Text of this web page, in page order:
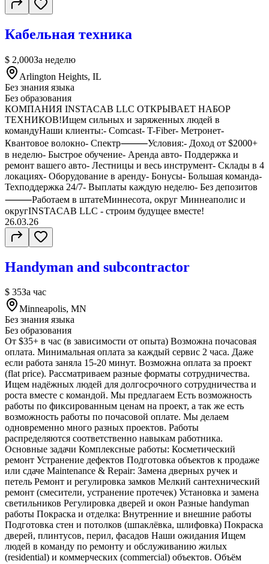
Кабельная техника
$ 2,000За неделю
Arlington Heights, IL
Без знания языка
Без образования
КОМПАНИЯ INSTACAB LLC ОТКРЫВАЕТ НАБОР
ТЕХНИКОВ!Ищем сильных и заряженных людей в
командуНаши клиенты:- Comcast- T-Fiber- Метронет-
Квантовое волокно- Спектр⸻Условия:- Доход от $2000+
в неделю- Быстрое обучение- Аренда авто- Поддержка и
ремонт вашего авто- Лестницы и весь инструмент- Склады в 4
локациях- Оборудование в аренду- Бонусы- Большая команда-
Техподдержка 24/7- Выплаты каждую неделю- Без депозитов
⸻Работаем в штатеМиннесота, округ Миннеаполис и
округINSTACAB LLC - строим будущее вместе!
26.03.26
Handyman and subcontractor
$ 35За час
Minneapolis, MN
Без знания языка
Без образования
От $35+ в час (в зависимости от опыта) Возможна почасовая
оплата. Минимальная оплата за каждый сервис 2 часа. Даже
если работа заняла 15-20 минут. Возможна оплата за проект
(flat price). Рассматриваем разные форматы сотрудничества.
Ищем надёжных людей для долгосрочного сотрудничества и
роста вместе с командой. Мы предлагаем Есть возможность
работы по фиксированным ценам на проект, а так же есть
возможность работы по почасовой оплате. Мы делаем
одновременно много разных проектов. Работы
распределяются соответственно навыкам работника.
Основные задачи Комплексные работы: Косметический
ремонт Устранение дефектов Подготовка объектов к продаже
или сдаче Maintenance & Repair: Замена дверных ручек и
петель Ремонт и регулировка замков Мелкий сантехнический
ремонт (смесители, устранение протечек) Установка и замена
светильников Регулировка дверей и окон Разные handyman
работы Покраска и отделка: Внутренние и внешние работы
Подготовка стен и потолков (шпаклёвка, шлифовка) Покраска
дверей, плинтусов, перил, фасадов Наши ожидания Ищем
людей в команду по ремонту и обслуживанию жилых
(residential) и коммерческих (commercial) объектов. Объём